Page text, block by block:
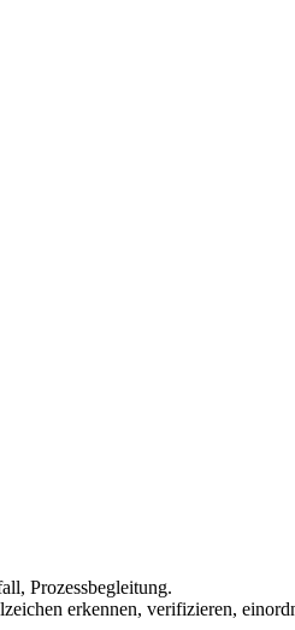
Prozessbegleitung.
erkennen, verifizieren,